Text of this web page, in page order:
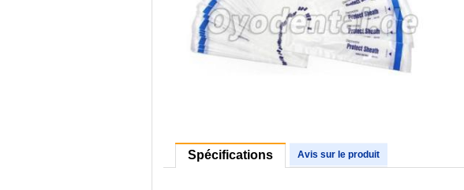
Spécifications Avis sur le produit